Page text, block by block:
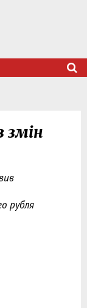
змін
рубля